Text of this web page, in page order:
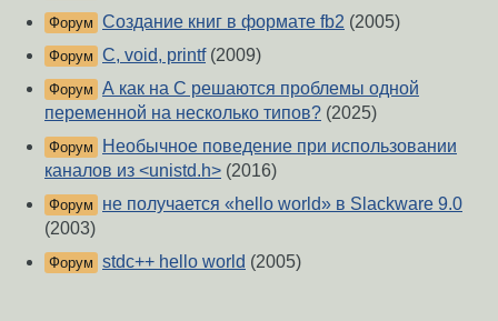
Форум Создание книг в формате fb2 (2005)
Форум C, void, printf(2009)
Форум А как на C решаются проблемы одной
переменной на несколько типов? (2025)
Форум
Необычное поведение при использовании
каналов из <unistd.h> (2016)
Форум
не получается «hello world» в Slackware 9.0
(2003)
Форум stdc++ hello world (2005)